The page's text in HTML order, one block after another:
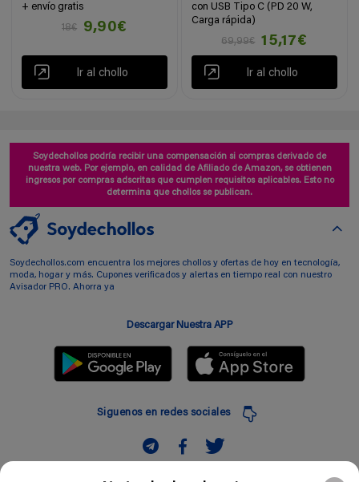
+ envío gratis
18€
9,90€
Ir al chollo
con USB Tipo C (PD 20 W,
Carga rápida)
69,99€
15,17€
Ir al chollo
Soydechollos podría recibir una compensación si compras derivado de
nuestra web. Por ejemplo, en calidad de Afiliado de Amazon, se obtienen
ingresos por compras adscritas que cumplen requisitos aplicables. Esto no
determina que chollos se publican.
Soydechollos.com encuentra los mejores chollos y ofertas de hoy en tecnología,
moda, hogar y más. Cupones verificados y alertas en tiempo real con nuestro
Avisador PRO. Ahorra ya
Descargar Nuestra APP
Siguenos en redes sociales